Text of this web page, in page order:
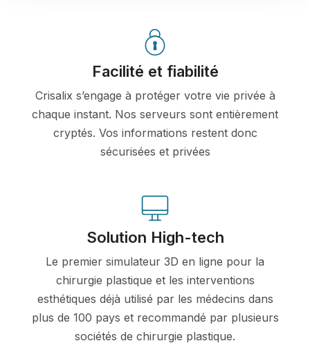
Facilité et fiabilité
Crisalix s’engage à protéger votre vie privée à
chaque instant. Nos serveurs sont entièrement
cryptés. Vos informations restent donc
sécurisées et privées
Solution High-tech
Le premier simulateur 3D en ligne pour la
chirurgie plastique et les interventions
esthétiques déjà utilisé par les médecins dans
plus de 100 pays et recommandé par plusieurs
sociétés de chirurgie plastique.